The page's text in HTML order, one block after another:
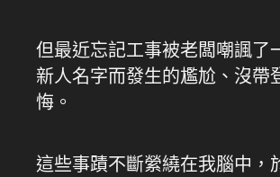
但最近忘記工事被老闆嘲諷了
新人名字而發生的尷尬、沒帶
悔。
這些事蹟不斷縈繞在我腦中，